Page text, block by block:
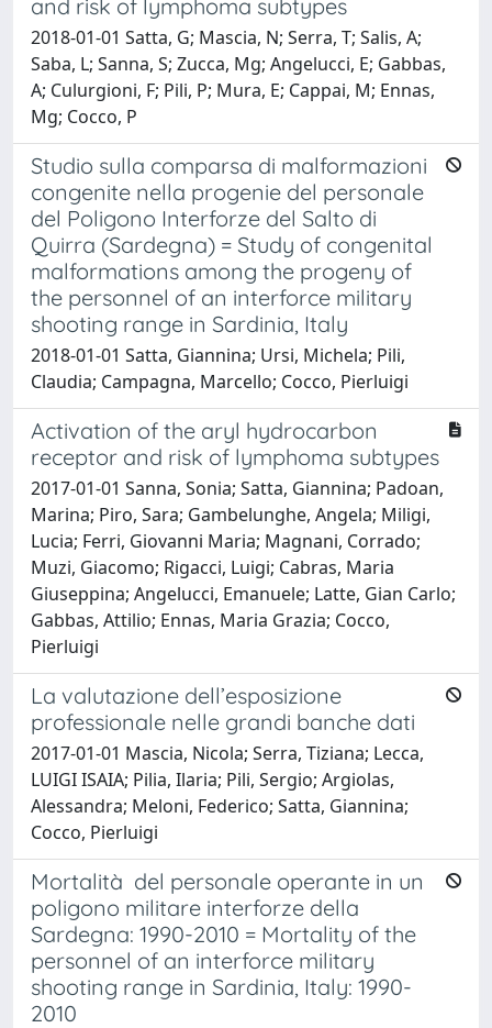
and risk of lymphoma subtypes
2018-01-01 Satta, G; Mascia, N; Serra, T; Salis, A;
Saba, L; Sanna, S; Zucca, Mg; Angelucci, E; Gabbas,
A; Culurgioni, F; Pili, P; Mura, E; Cappai, M; Ennas,
Mg; Cocco, P
Studio sulla comparsa di malformazioni
congenite nella progenie del personale
del Poligono Interforze del Salto di
Quirra (Sardegna) = Study of congenital
malformations among the progeny of
the personnel of an interforce military
shooting range in Sardinia, Italy
2018-01-01 Satta, Giannina; Ursi, Michela; Pili,
Claudia; Campagna, Marcello; Cocco, Pierluigi
Activation of the aryl hydrocarbon
receptor and risk of lymphoma subtypes
2017-01-01 Sanna, Sonia; Satta, Giannina; Padoan,
Marina; Piro, Sara; Gambelunghe, Angela; Miligi,
Lucia; Ferri, Giovanni Maria; Magnani, Corrado;
Muzi, Giacomo; Rigacci, Luigi; Cabras, Maria
Giuseppina; Angelucci, Emanuele; Latte, Gian Carlo;
Gabbas, Attilio; Ennas, Maria Grazia; Cocco,
Pierluigi
La valutazione dell’esposizione
professionale nelle grandi banche dati
2017-01-01 Mascia, Nicola; Serra, Tiziana; Lecca,
LUIGI ISAIA; Pilia, Ilaria; Pili, Sergio; Argiolas,
Alessandra; Meloni, Federico; Satta, Giannina;
Cocco, Pierluigi
Mortalità del personale operante in un
poligono militare interforze della
Sardegna: 1990-2010 = Mortality of the
personnel of an interforce military
shooting range in Sardinia, Italy: 1990-
2010